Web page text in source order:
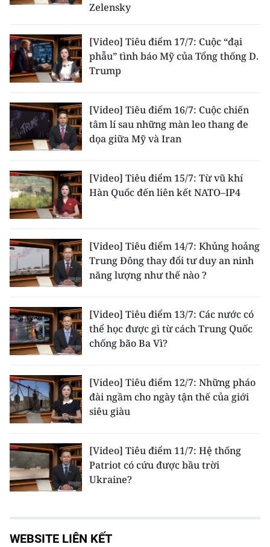
Zelensky
[Video] Tiêu điểm 17/7: Cuộc “đại
phẫu” tình báo Mỹ của Tổng thống D.
Trump
[Video] Tiêu điểm 16/7: Cuộc chiến
tâm lí sau những màn leo thang đe
dọa giữa Mỹ và Iran
[Video] Tiêu điểm 15/7: Từ vũ khí
Hàn Quốc đến liên kết NATO–IP4
[Video] Tiêu điểm 14/7: Khủng hoảng
Trung Đông thay đổi tư duy an ninh
năng lượng như thế nào ?
[Video] Tiêu điểm 13/7: Các nước có
thể học được gì từ cách Trung Quốc
chống bão Ba Vì?
[Video] Tiêu điểm 12/7: Những pháo
đài ngầm cho ngày tận thế của giới
siêu giàu
[Video] Tiêu điểm 11/7: Hệ thống
Patriot có cứu được bầu trời
Ukraine?
WEBSITE LIÊN KẾT